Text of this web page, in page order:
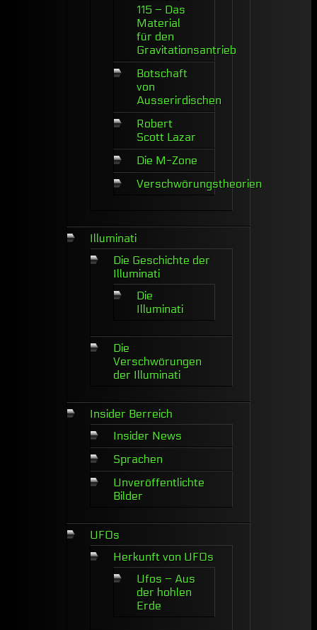
115 – Das
Material
für den
Gravitationsantrieb
Botschaft
von
Ausserirdischen
Robert
Scott Lazar
Die M-Zone
Verschwörungstheorien
Illuminati
Die Geschichte der
Illuminati
Die
Illuminati
Die
Verschwörungen
der Illuminati
Insider Berreich
Insider News
Sprachen
Unveröffentlichte
Bilder
UFOs
Herkunft von UFOs
Ufos – Aus
der hohlen
Erde